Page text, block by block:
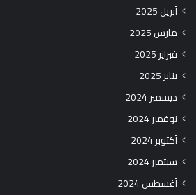
أبريل 2025
مارس 2025
فبراير 2025
يناير 2025
ديسمبر 2024
نوفمبر 2024
أكتوبر 2024
سبتمبر 2024
أغسطس 2024